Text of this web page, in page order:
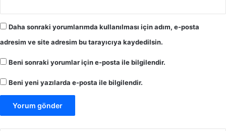
Daha sonraki yorumlarımda kullanılması için adım, e-posta
adresim ve site adresim bu tarayıcıya kaydedilsin.
Beni sonraki yorumlar için e-posta ile bilgilendir.
Beni yeni yazılarda e-posta ile bilgilendir.